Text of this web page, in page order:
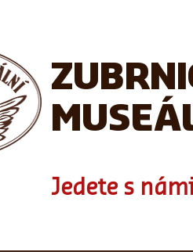
Jedete s